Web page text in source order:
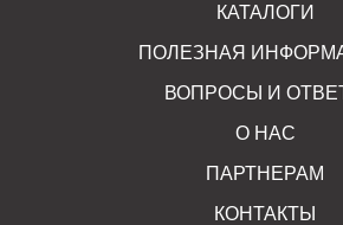
КАТАЛОГИ
ПОЛЕЗНАЯ
ВОПРОСЫ И
О НАС
ПАРТНЕРАМ
КОНТАКТЫ